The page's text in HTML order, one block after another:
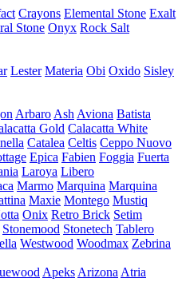
Crayons Elemental Stone Exalt
Stone Onyx Rock Salt
Lester Materia Obi Oxido Sisley
Arbaro Ash Aviona Batista
Gold Calacatta White
Catalea Celtis Ceppo Nuovo
Epica Fabien Foggia Fuerta
Laroya Libero
Marmo Marquina Marquina
Maxie Montego Mustiq
Onix Retro Brick Setim
Stonemood Stonetech Tablero
Westwood Woodmax Zebrina
Apeks Arizona Atria